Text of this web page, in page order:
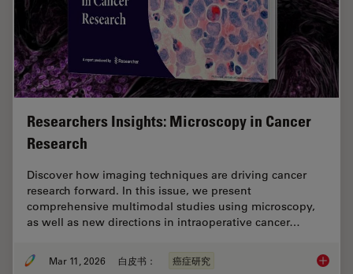
Researchers Insights: Microscopy in Cancer
Research
Discover how imaging techniques are driving cancer
research forward. In this issue, we present
comprehensive multimodal studies using microscopy,
as well as new directions in intraoperative cancer…
Mar 11, 2026 白皮书： 癌症研究